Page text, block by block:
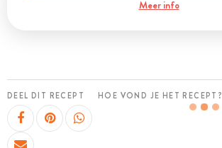
Meer info
DEEL DIT RECEPT HOE VOND JE HET RECEPT?